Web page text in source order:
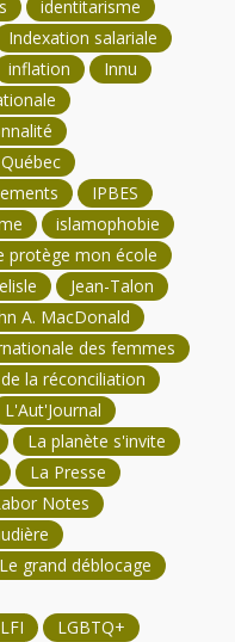
identitarisme
Indexation salariale
inflation
Innu
IPBES
islamophobie
protège mon école
Jean-Talon
A. MacDonald
des femmes
la réconciliation
L'Aut'Journal
La planète s'invite
La Presse
Notes
Le grand déblocage
LFI
LGBTQ+